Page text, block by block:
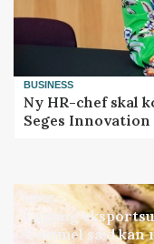
BUSINESS
Ny HR-chef skal
Seges Innovation
GRISE
Engang
Gammel sæd